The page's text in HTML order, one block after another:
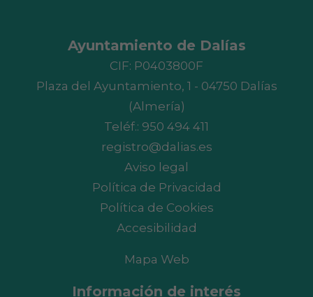
Ayuntamiento de Dalías
CIF: P0403800F
Plaza del Ayuntamiento, 1 - 04750 Dalías
(Almería)
Teléf.: 950 494 411
registro@dalias.es
Aviso legal
Política de Privacidad
Política de Cookies
Accesibilidad
Mapa Web
Información de interés